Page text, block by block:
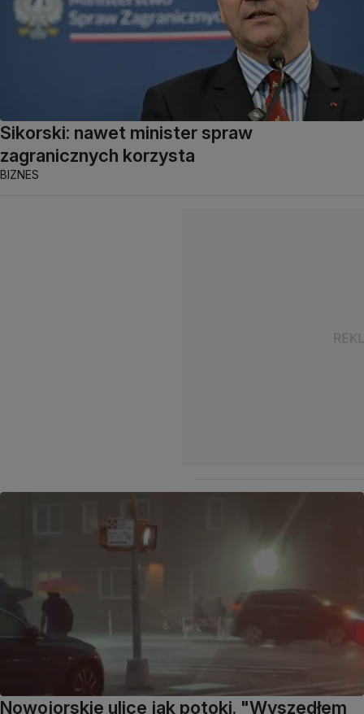
Sikorski: nawet minister spraw
zagranicznych korzysta
BIZNES
Nowojorskie ulice jak potoki. "Wyszedłem